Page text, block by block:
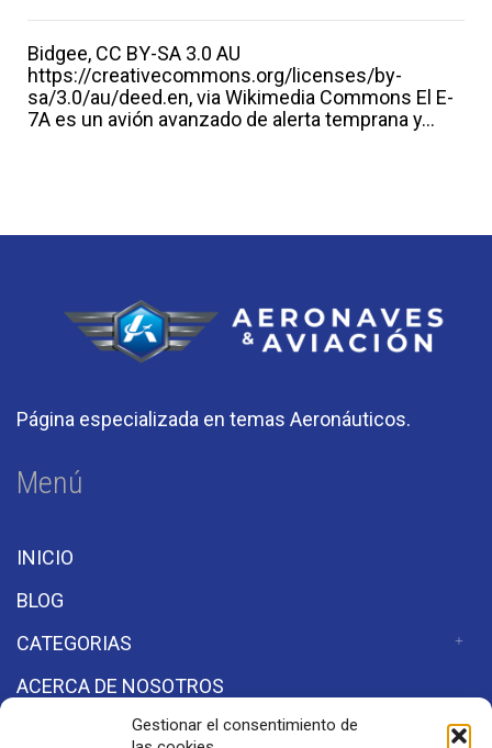
Gestionar el consentimiento de
Bidgee, CC BY-SA 3.0 AU
https://creativecommons.org/licenses/by-
sa/3.0/au/deed.en, via Wikimedia Commons El E-
7A es un avión avanzado de alerta temprana y...
Página especializada en temas Aeronáuticos.
Menú
INICIO
BLOG
CATEGORIAS
ACERCA DE NOSOTROS